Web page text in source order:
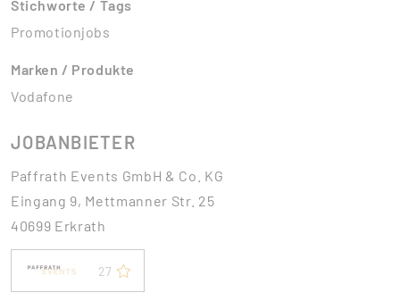
Stichworte / Tags
Promotionjobs
Marken / Produkte
Vodafone
JOBANBIETER
Paffrath Events GmbH & Co. KG
Eingang 9, Mettmanner Str. 25
40699 Erkrath
27